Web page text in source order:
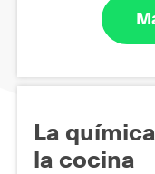
La
la cocina